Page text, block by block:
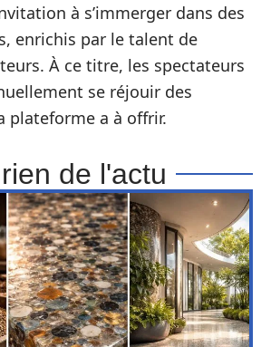
à s’immerger dans des
enrichis par le talent de
À ce titre, les spectateurs
se réjouir des
plateforme a à offrir.
de l'actu